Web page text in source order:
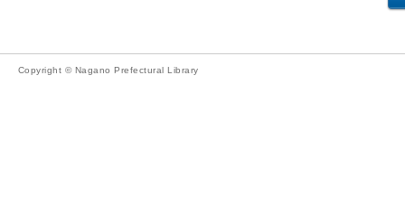
Copyright © Nagano Prefectural Library